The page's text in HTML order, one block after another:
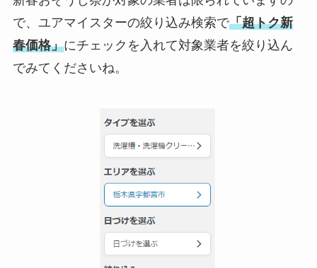
で、ユアマイスターの絞り込み検索で「超トク新
春価格」にチェックを入れて対象業者を絞り込ん
でみてくださいね。